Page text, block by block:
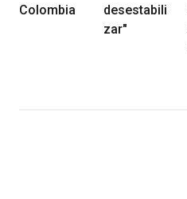
Colombia
desestabili
zar"